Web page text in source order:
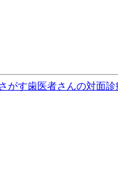
がす歯医者さんの対面